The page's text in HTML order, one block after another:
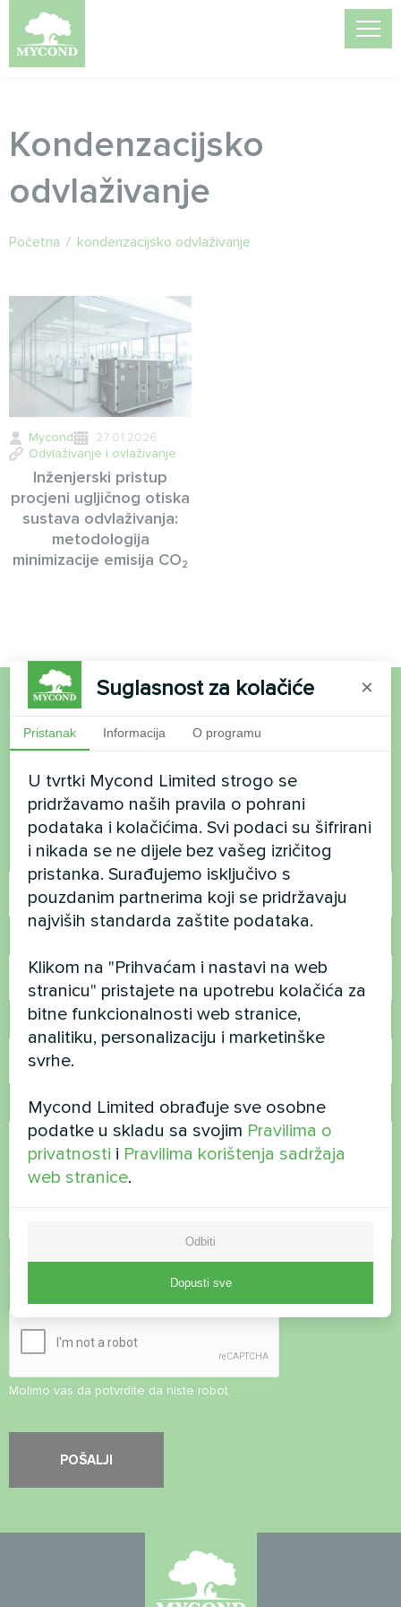
Kondenzacijsko
odvlaživanje
Početna / kondenzacijsko odvlaživanje
Mycond
27.01.2026
Odvlaživanje i ovlaživanje
Inženjerski pristup
procjeni ugljičnog otiska
sustava odvlaživanja:
metodologija
minimizacije emisija CO₂
Želite kupiti ili imate
pitanja?
Kontaktirajte nas i mi ćemo vam pomoći
Ime
E-pošta
Komentar
Sigurnosna provjera*
Molimo vas da potvrdite da niste robot.
Suglasnost za kolačiće ×
Pristanak Informacija O programu
U tvrtki Mycond Limited strogo se
pridržavamo naših pravila o pohrani
podataka i kolačićima. Svi podaci su šifrirani
i nikada se ne dijele bez vašeg izričitog
pristanka. Surađujemo isključivo s
pouzdanim partnerima koji se pridržavaju
najviših standarda zaštite podataka.
Klikom na "Prihvaćam i nastavi na web
stranicu" pristajete na upotrebu kolačića za
bitne funkcionalnosti web stranice,
analitiku, personalizaciju i marketinške
svrhe.
Mycond Limited obrađuje sve osobne
podatke u skladu sa svojim Pravilima o
privatnosti i Pravilima korištenja sadržaja
web stranice.
Odbiti
Dopusti sve